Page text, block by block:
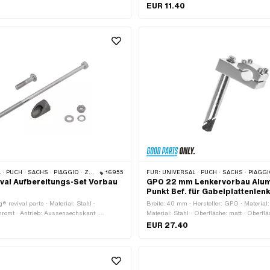
21 mm · Klemmdurchmesser: 22 mm ·
schwarz-matt · Farbe: weiss · Ø innen: 13
EUR 11.40
· SACHS · PIAGGIO · ZÜNDAPP BELMONDO 16955
Aufbereitungs-Set Vorbau
revival parts · Material: Stahl ·
· Antrieb: Aussensechskant ·
mm · Ø Vorbau: 21 mm
FÜR: UNIVERSAL · PUCH · SACHS ·
GPO 22 mm Lenkervorbau
Punkt Bef. für
Breite: 40 mm · Hersteller: GPO ·
Material: Stahl · Oberfläche: matt ·
Farbe: Chrom · Antrieb: Aussensechskant
EUR 27.40